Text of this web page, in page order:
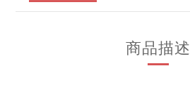
商品描述